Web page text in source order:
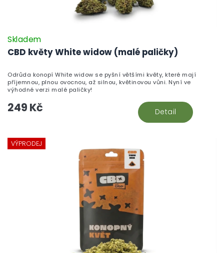
CBD květy White widow (malé paličky)
Skladem
249 Kč Detail
Odrůda konopí White widow se pyšní většími květy, které mají
příjemnou, plnou ovocnou, až silnou, květinovou vůni. Nyní ve
výhodné verzi malé paličky!
VÝPRODEJ